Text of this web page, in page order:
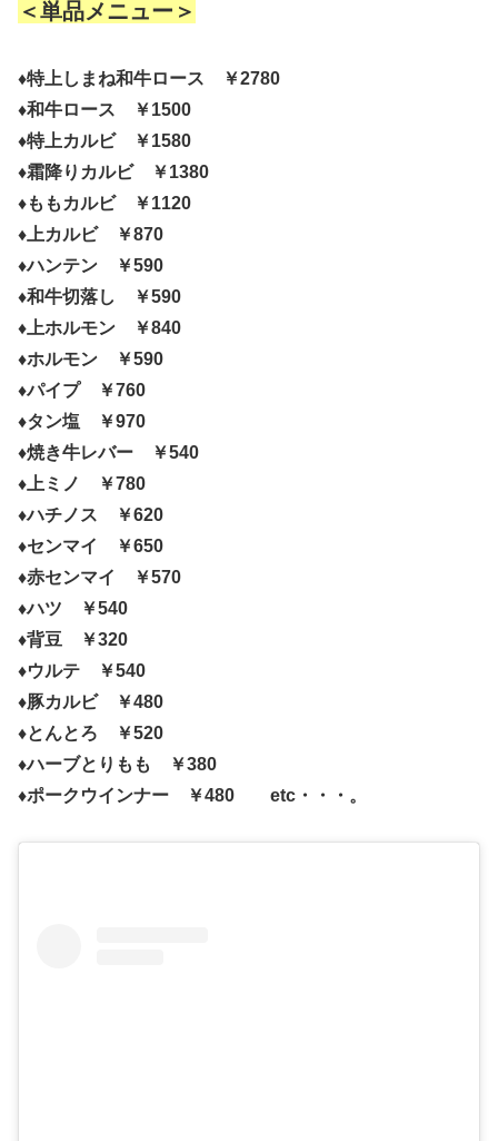
＜単品メニュー＞
♦特上しまね和牛ロース ￥2780
♦和牛ロース ￥1500
♦特上カルビ ￥1580
♦霜降りカルビ ￥1380
♦ももカルビ ￥1120
♦上カルビ ￥870
♦ハンテン ￥590
♦和牛切落し ￥590
♦上ホルモン ￥840
♦ホルモン ￥590
♦パイプ ￥760
♦タン塩 ￥970
♦焼き牛レバー ￥540
♦上ミノ ￥780
♦ハチノス ￥620
♦センマイ ￥650
♦赤センマイ ￥570
♦ハツ ￥540
♦背豆 ￥320
♦ウルテ ￥540
♦豚カルビ ￥480
♦とんとろ ￥520
♦ハーブとりもも ￥380
♦ポークウインナー ￥480 etc・・・。